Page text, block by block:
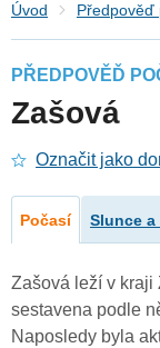
Úvod Předpověď
PŘEDPOVĚĎ
Zašová
Označit jako
Počasí Slunce a
Zašová leží v kraji
sestavena podle
Naposledy byla